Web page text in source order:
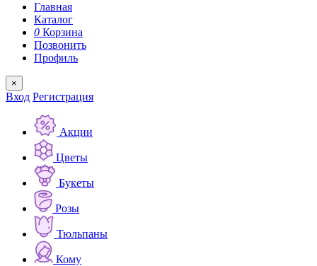
Главная
Каталог
0 Корзина
Позвонить
Профиль
×
Вход Регистрация
Акции
Цветы
Букеты
Розы
Тюльпаны
Кому